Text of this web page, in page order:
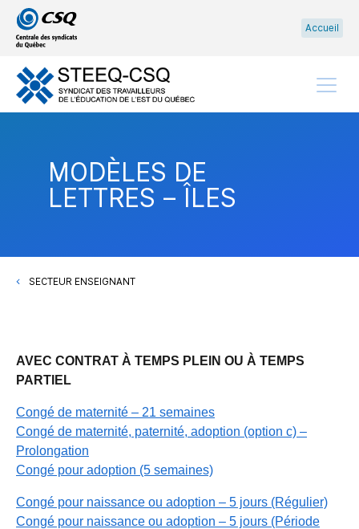
Passer
au
menu
principal
Passer
au
contenu
Accueil
MODÈLES DE
LETTRES – ÎLES
SECTEUR ENSEIGNANT
AVEC CONTRAT À TEMPS PLEIN OU À TEMPS
PARTIEL
Congé de maternité – 21 semaines
Congé de maternité, paternité, adoption (option c) –
Prolongation
Congé pour adoption (5 semaines)
Congé pour naissance ou adoption – 5 jours (Régulier)
Congé pour naissance ou adoption – 5 jours (Période